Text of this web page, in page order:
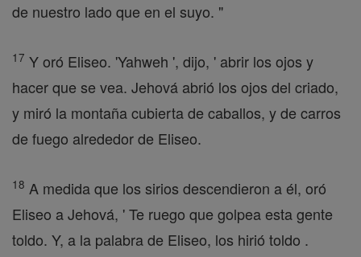
de nuestro lado que en el suyo. "
17 Y oró Eliseo. 'Yahweh ', dijo, ' abrir los ojos y
hacer que se vea. Jehová abrió los ojos del criado,
y miró la montaña cubierta de caballos, y de carros
de fuego alrededor de Eliseo.
18 A medida que los sirios descendieron a él, oró
Eliseo a Jehová, ' Te ruego que golpea esta gente
toldo. Y, a la palabra de Eliseo, los hirió toldo .